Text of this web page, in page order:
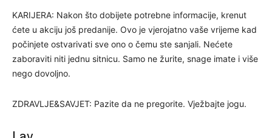
KARIJERA: Nakon što dobijete potrebne informacije, krenut
ćete u akciju još predanije. Ovo je vjerojatno vaše vrijeme kad
počinjete ostvarivati sve ono o čemu ste sanjali. Nećete
zaboraviti niti jednu sitnicu. Samo ne žurite, snage imate i više
nego dovoljno.
ZDRAVLJE&SAVJET: Pazite da ne pregorite. Vježbajte jogu.